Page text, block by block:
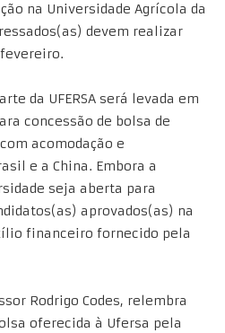
na Universidade Agrícola da
devem realizar
da UFERSA será levada em
concessão de bolsa de
acomodação e
e a China. Embora a
seja aberta para
aprovados(as) na
financeiro fornecido pela
Rodrigo Codes, relembra
oferecida à Ufersa pela